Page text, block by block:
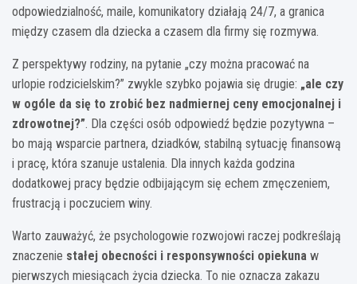
odpowiedzialność, maile, komunikatory działają 24/7, a granica
między czasem dla dziecka a czasem dla firmy się rozmywa.
Z perspektywy rodziny, na pytanie „czy można pracować na
urlopie rodzicielskim?” zwykle szybko pojawia się drugie: „ale czy
w ogóle da się to zrobić bez nadmiernej ceny emocjonalnej i
zdrowotnej?”. Dla części osób odpowiedź będzie pozytywna –
bo mają wsparcie partnera, dziadków, stabilną sytuację finansową
i pracę, która szanuje ustalenia. Dla innych każda godzina
dodatkowej pracy będzie odbijającym się echem zmęczeniem,
frustracją i poczuciem winy.
Warto zauważyć, że psychologowie rozwojowi raczej podkreślają
znaczenie stałej obecności i responsywności opiekuna w
pierwszych miesiącach życia dziecka. To nie oznacza zakazu